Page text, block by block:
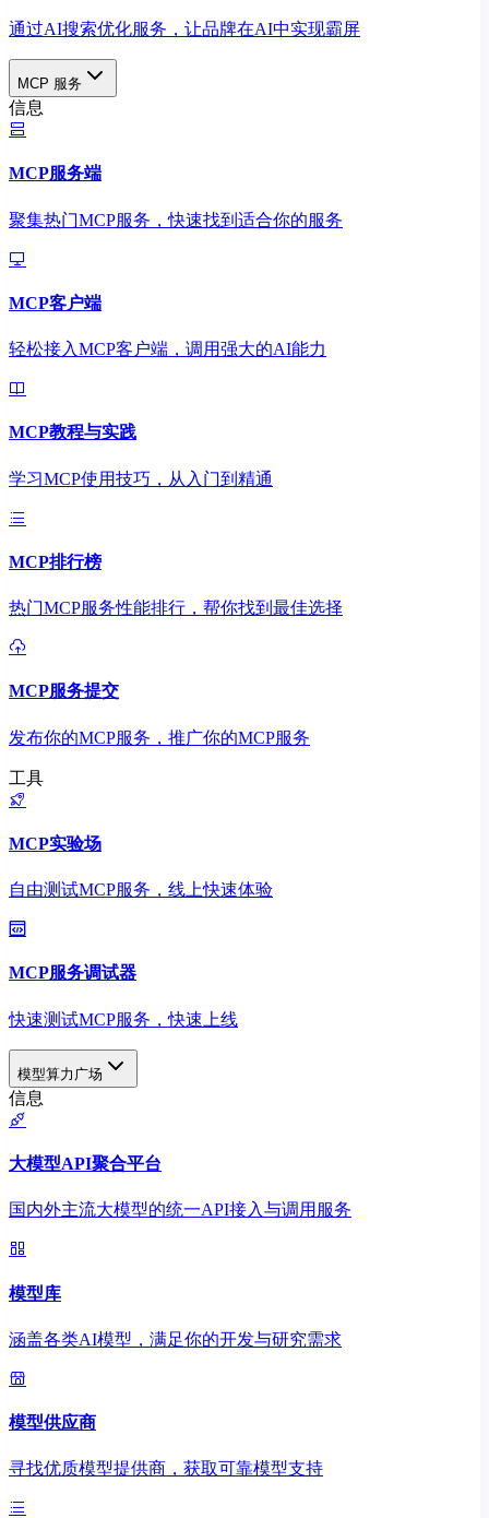
通过AI搜索优化服务，让品牌在AI中实现霸屏
MCP 服务
信息
MCP服务端
聚集热门MCP服务，快速找到适合你的服务
MCP客户端
轻松接入MCP客户端，调用强大的AI能力
MCP教程与实践
学习MCP使用技巧，从入门到精通
MCP排行榜
热门MCP服务性能排行，帮你找到最佳选择
MCP服务提交
发布你的MCP服务，推广你的MCP服务
工具
MCP实验场
自由测试MCP服务，线上快速体验
MCP服务调试器
快速测试MCP服务，快速上线
模型算力广场
信息
大模型API聚合平台
国内外主流大模型的统一API接入与调用服务
模型库
涵盖各类AI模型，满足你的开发与研究需求
模型供应商
寻找优质模型提供商，获取可靠模型支持